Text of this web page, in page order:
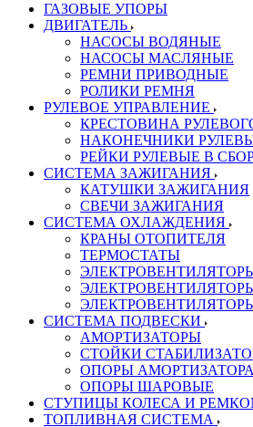
ГАЗОВЫЕ УПОРЫ
ДВИГАТЕЛЬ
НАСОСЫ ВОДЯНЫЕ
НАСОСЫ МАСЛЯНЫЕ
РЕМНИ ПРИВОДНЫЕ
РОЛИКИ РЕМНЯ
РУЛЕВОЕ УПРАВЛЕНИЕ
КРЕСТОВИНА
НАКОНЕЧНИКИ
РЕЙКИ РУЛЕВЫЕ В
СИСТЕМА ЗАЖИГАНИЯ
КАТУШКИ ЗАЖИГАНИЯ
СВЕЧИ ЗАЖИГАНИЯ
СИСТЕМА ОХЛАЖДЕНИЯ
КРАНЫ ОТОПИТЕЛЯ
ТЕРМОСТАТЫ
СИСТЕМА ПОДВЕСКИ
АМОРТИЗАТОРЫ
СТОЙКИ
ОПОРЫ АМОРТИЗАТОРА
ОПОРЫ ШАРОВЫЕ
СТУПИЦЫ КОЛЕСА И
ТОПЛИВНАЯ СИСТЕМА